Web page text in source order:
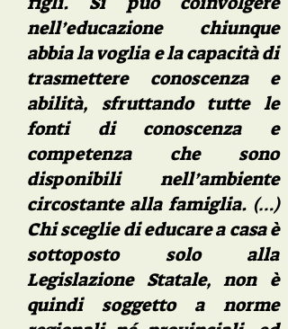
nell’educazione chiunque
abbia la voglia e la capacità di
trasmettere conoscenza e
abilità, sfruttando tutte le
fonti di conoscenza e
competenza che sono
disponibili nell’ambiente
circostante alla famiglia. (…)
Chi sceglie di educare a casa è
sottoposto solo alla
Legislazione Statale, non è
quindi soggetto a norme